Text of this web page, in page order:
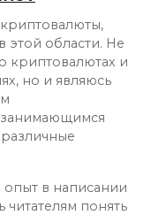
этой области. Не
криптовалютах и
но и являюсь
в написании
читателям понять